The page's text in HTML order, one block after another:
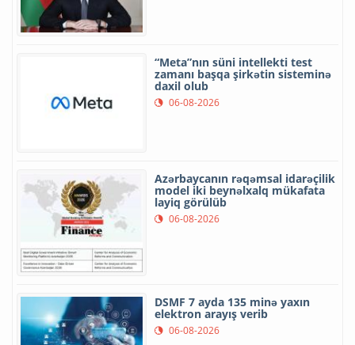
“Meta”nın süni intellekti test
zamanı başqa şirkətin sisteminə
daxil olub
06-08-2026
Azərbaycanın rəqəmsal idarəçilik
model iki beynəlxalq mükafata
layiq görülüb
06-08-2026
DSMF 7 ayda 135 minə yaxın
elektron arayış verib
06-08-2026